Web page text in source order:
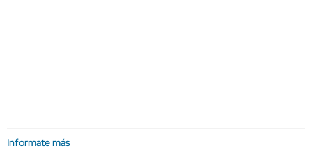
Informate más